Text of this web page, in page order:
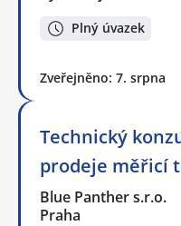
Plný úvazek
Zveřejněno: 7. srpna
Technický
prodeje měřicí
Blue Panther s.r.o.
Praha